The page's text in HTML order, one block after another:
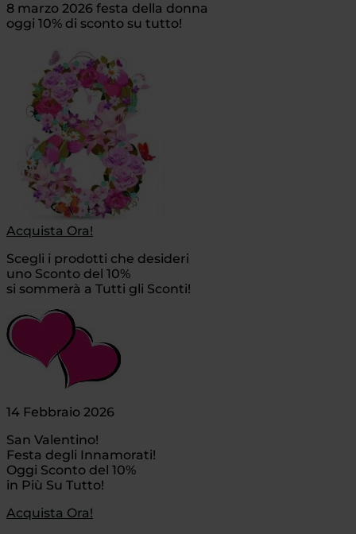
8 marzo 2026 festa della donna
oggi 10% di sconto su tutto!
Acquista Ora!
Scegli i prodotti che desideri
uno Sconto del 10%
si sommerà a Tutti gli Sconti!
14 Febbraio 2026
San Valentino!
Festa degli Innamorati!
Oggi Sconto del 10%
in Più Su Tutto!
Acquista Ora!